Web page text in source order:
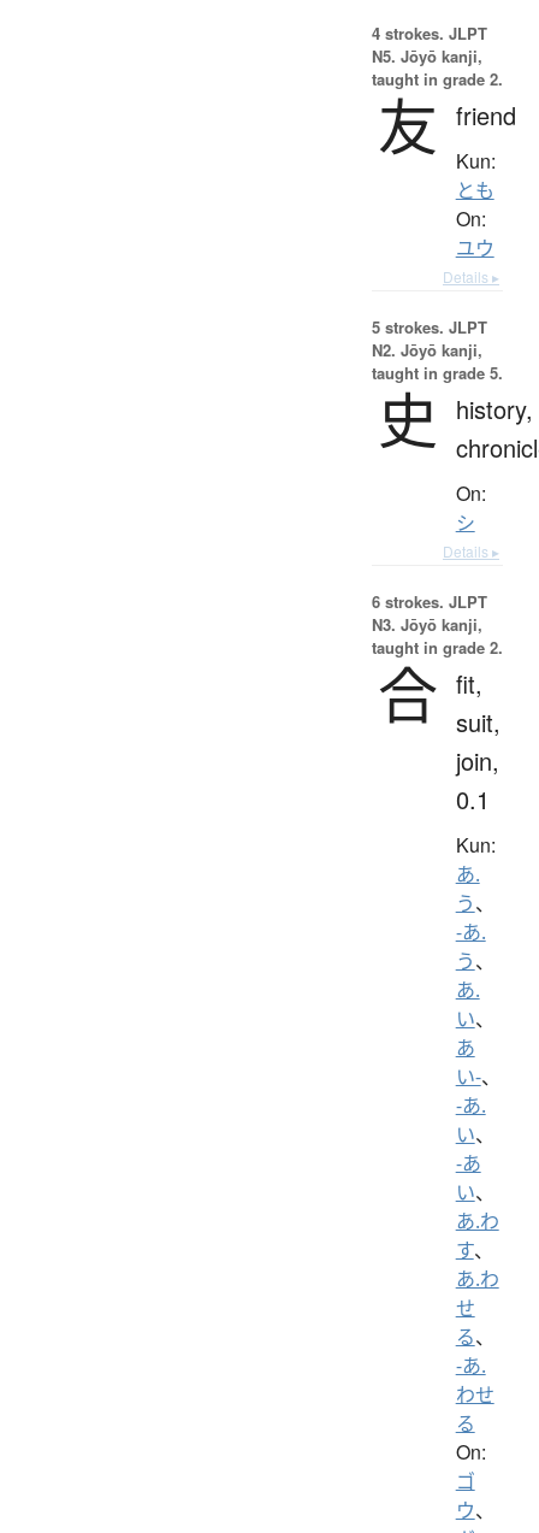
4 strokes. JLPT
N5. Jōyō kanji,
taught in grade 2.
友 friend
Kun:
とも
On:
ユウ
Details ▸
5 strokes. JLPT
N2. Jōyō kanji,
taught in grade 5.
史
history,
On:
シ
Details ▸
6 strokes. JLPT
N3. Jōyō kanji,
taught in grade 2.
合 fit,
suit,
join,
0.1
Kun:
あ.
う、
-あ.
う、
あ.
い、
あ
い-、
-あ.
い、
-あ
い、
あ.わ
す、
あ.わ
せ
る、
-あ.
わせ
る
On:
ゴ
ウ、